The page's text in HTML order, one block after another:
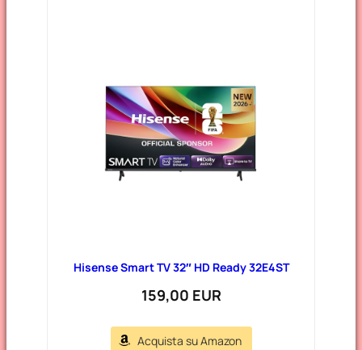
Hisense Smart TV 32″ HD Ready 32E4ST
159,00 EUR
Acquista su Amazon